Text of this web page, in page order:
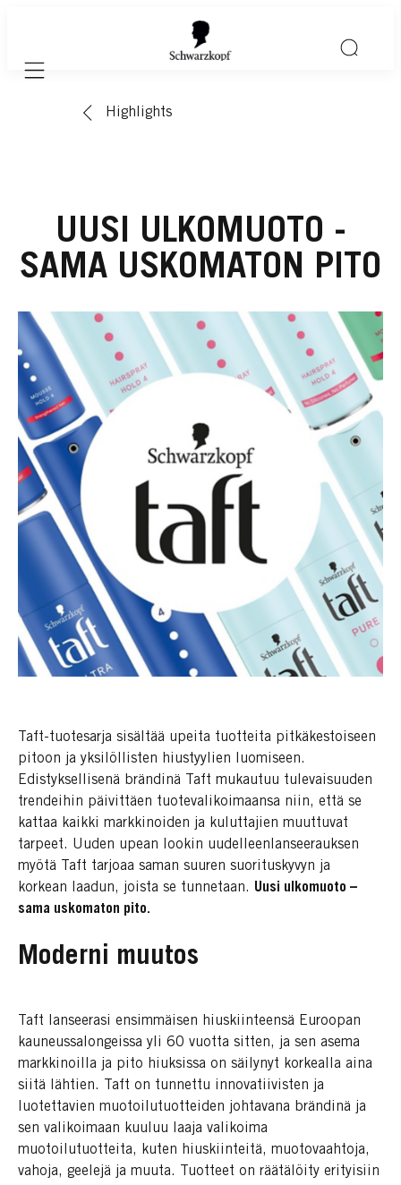
Mobile navigation
Highlights
UUSI ULKOMUOTO -
SAMA USKOMATON PITO
Taft-tuotesarja sisältää upeita tuotteita pitkäkestoiseen
pitoon ja yksilöllisten hiustyylien luomiseen.
Edistyksellisenä brändinä Taft mukautuu tulevaisuuden
trendeihin päivittäen tuotevalikoimaansa niin, että se
kattaa kaikki markkinoiden ja kuluttajien muuttuvat
tarpeet. Uuden upean lookin uudelleenlanseerauksen
myötä Taft tarjoaa saman suuren suorituskyvyn ja
korkean laadun, joista se tunnetaan. Uusi ulkomuoto –
sama uskomaton pito.
Moderni muutos
Taft lanseerasi ensimmäisen hiuskiinteensä Euroopan
kauneussalongeissa yli 60 vuotta sitten, ja sen asema
markkinoilla ja pito hiuksissa on säilynyt korkealla aina
siitä lähtien. Taft on tunnettu innovatiivisten ja
luotettavien muotoilutuotteiden johtavana brändinä ja
sen valikoimaan kuuluu laaja valikoima
muotoilutuotteita, kuten hiuskiinteitä, muotovaahtoja,
vahoja, geelejä ja muuta. Tuotteet on räätälöity erityisiin